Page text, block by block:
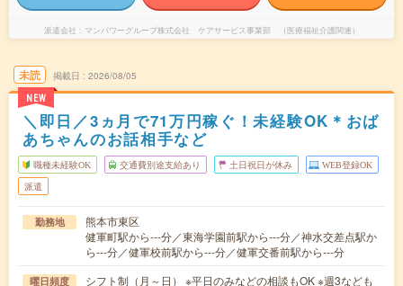
派遣会社 マンパワーグループ株式会社 ケアサービス事業部 （医療福祉介護関連）
未読
NEW
掲載日 2026/08/05
＼即日／3ヵ月で71万円稼ぐ！未経験OK＊おば
あちゃんのお話相手など
職種未経験OK 交通費別途支給あり 土日祝日が休み WEB登録OK
派遣
勤務地
熊本市東区
健軍町駅から---分／東海学園前駅から---分／神水交差点駅か
ら---分／健軍校前駅から---分／健軍交番前駅から---分
曜日頻度 シフト制（月～日） ※平日のみなどの相談もOK ※週3なども